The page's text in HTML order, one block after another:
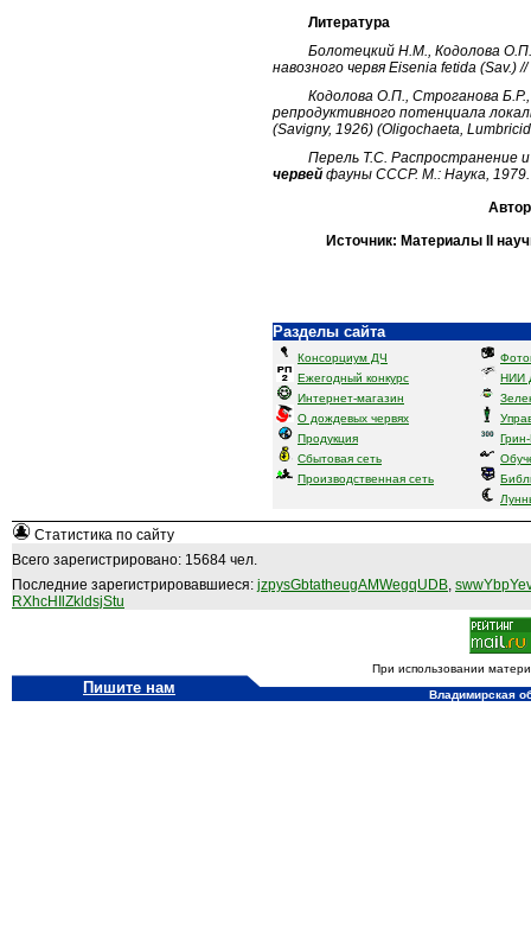
Литература
Болотецкий Н.М., Кодолова
навозного червя Eisenia fetida
Кодолова О.П., Строганова Б.Р.,
репродуктивного потенциала
(Savigny, 1926) (Oligochaeta,
Перель Т.С. Распространение и
червей фауны СССР. М.: Наука, 1979.
Источник: Материалы II
Разделы сайта
Консорциум ДЧ
Ежегодный конкурс
Интернет-магазин
О дождевых червях
Продукция
Сбытовая сеть
Производственная сеть
НИИ
Статистика по сайту
Всего зарегистрировано: 15684 чел.
Последние зарегистрировавшиеся: jzpysGbtatheugAMWegqUDB,
RXhcHIlZkldsjStu
При использовании
Пишите нам Владимирская